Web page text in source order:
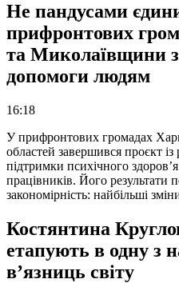
Не пандусами
прифронтових
та Миколаївщини
допомоги людям
16:18
У прифронтових громадах
областей завершився проєкт із
підтримки психічного
працівників. Його результати
закономірність: найбільші
Костянтина
етапують в одну з
в’язниць світу